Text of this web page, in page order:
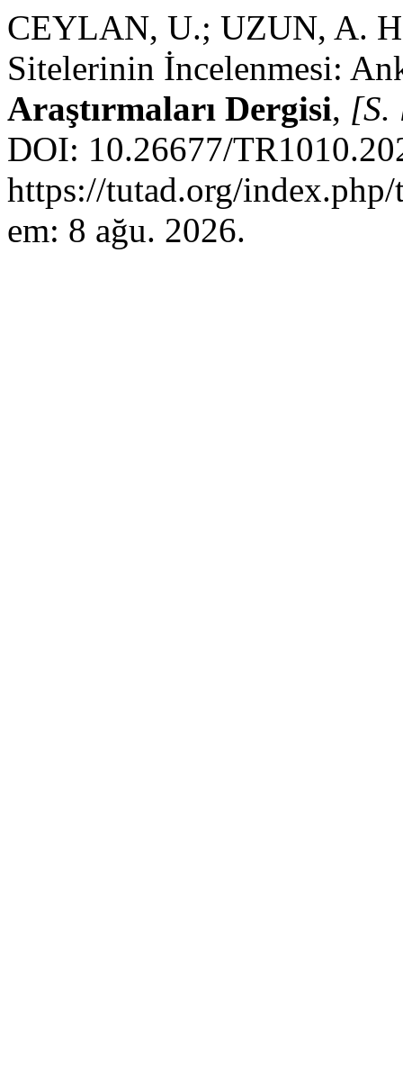
CEYLAN, U.; UZUN, A. H.
Sitelerinin İncelenmesi:
Araştırmaları Dergisi, [S.
DOI: 10.26677/
https://tutad.org/
em: 8 ağu. 2026.